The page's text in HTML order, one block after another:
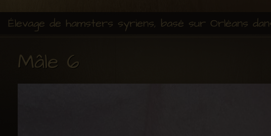
Élevage de hamsters syriens, basé sur Orléans
Mâle 6